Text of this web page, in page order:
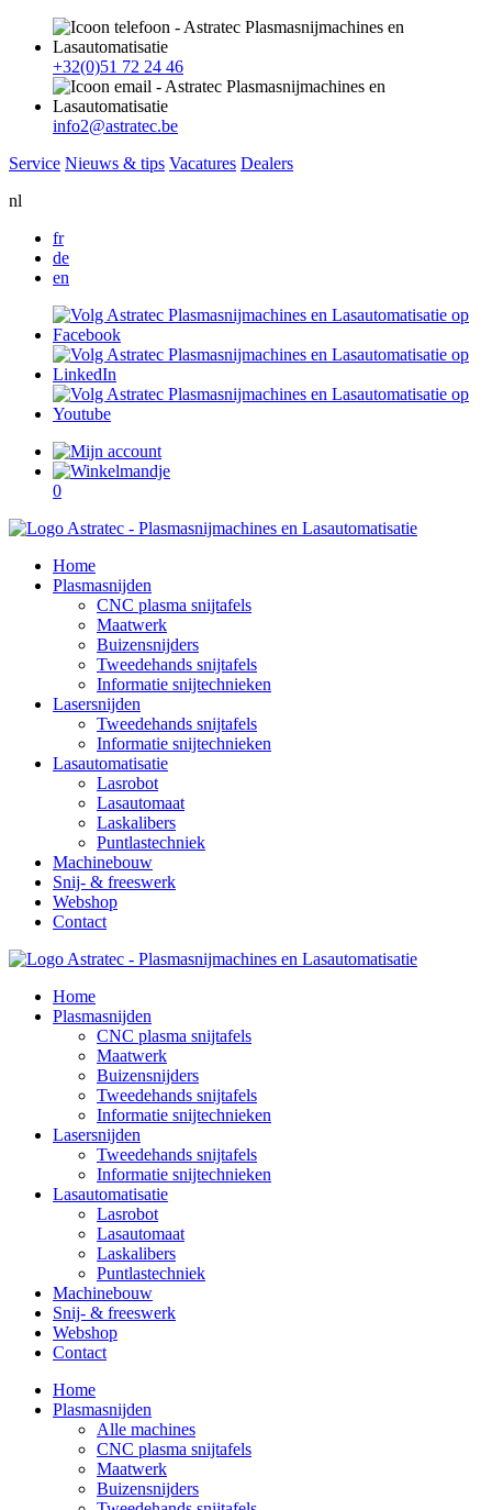
+32(0)51 72 24 46
info2@astratec.be
Service Nieuws & tips Vacatures Dealers
nl
fr
de
en
0
Home
Plasmasnijden
CNC plasma snijtafels
Maatwerk
Buizensnijders
Tweedehands snijtafels
Informatie snijtechnieken
Lasersnijden
Tweedehands snijtafels
Informatie snijtechnieken
Lasautomatisatie
Lasrobot
Lasautomaat
Laskalibers
Puntlastechniek
Machinebouw
Snij- & freeswerk
Webshop
Contact
Home
Plasmasnijden
CNC plasma snijtafels
Maatwerk
Buizensnijders
Tweedehands snijtafels
Informatie snijtechnieken
Lasersnijden
Tweedehands snijtafels
Informatie snijtechnieken
Lasautomatisatie
Lasrobot
Lasautomaat
Laskalibers
Puntlastechniek
Machinebouw
Snij- & freeswerk
Webshop
Contact
Home
Plasmasnijden
Alle machines
CNC plasma snijtafels
Maatwerk
Buizensnijders